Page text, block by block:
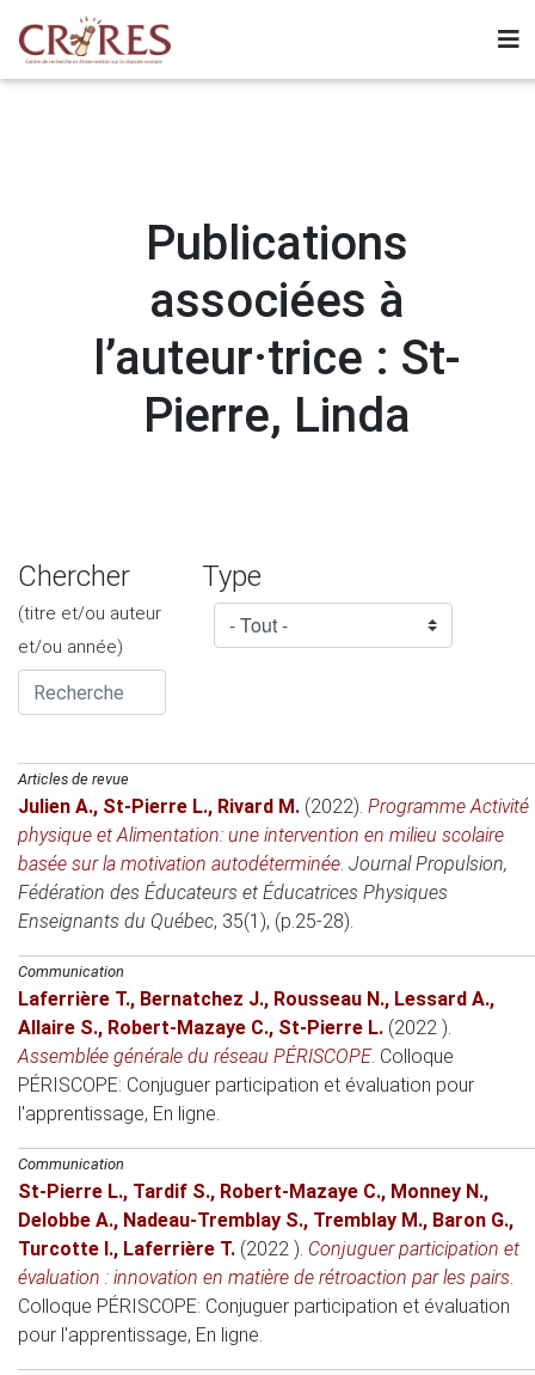
Publications
associées à
l’auteur·trice : St-
Pierre, Linda
Chercher
(titre et/ou auteur
et/ou année)
Type
Articles de revue
Julien A., St-Pierre L., Rivard M. (2022). Programme Activité
physique et Alimentation: une intervention en milieu scolaire
basée sur la motivation autodéterminée. Journal Propulsion,
Fédération des Éducateurs et Éducatrices Physiques
Enseignants du Québec, 35(1), (p.25-28).
Communication
Laferrière T., Bernatchez J., Rousseau N., Lessard A.,
Allaire S., Robert-Mazaye C., St-Pierre L. (2022 ).
Assemblée générale du réseau PÉRISCOPE. Colloque
PÉRISCOPE: Conjuguer participation et évaluation pour
l'apprentissage, En ligne.
Communication
St-Pierre L., Tardif S., Robert-Mazaye C., Monney N.,
Delobbe A., Nadeau-Tremblay S., Tremblay M., Baron G.,
Turcotte I., Laferrière T. (2022 ). Conjuguer participation et
évaluation : innovation en matière de rétroaction par les pairs.
Colloque PÉRISCOPE: Conjuguer participation et évaluation
pour l'apprentissage, En ligne.